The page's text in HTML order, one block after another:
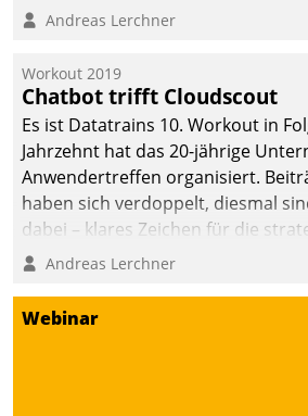
Andreas Lerchner
Workout 2019
Chatbot trifft Cloudscout
Es ist Datatrains 10. Workout in
Jahrzehnt hat das 20-jährige
Anwendertreffen organisiert.
haben sich verdoppelt, diesmal
dabei – klares Zeichen für die
Fokussierung auf den Kunden.
Andreas Lerchner
Webinar